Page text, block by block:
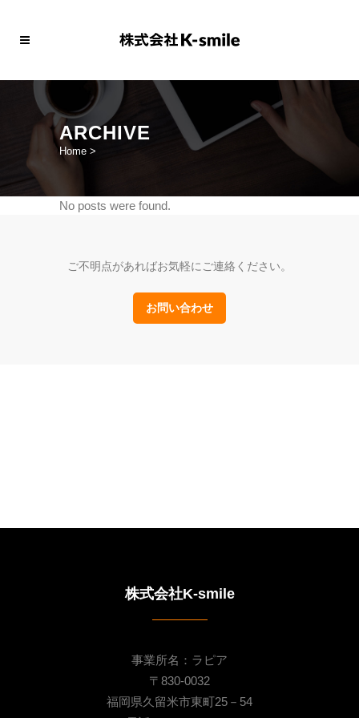
ARCHIVE
Home >
No posts were found.
ご不明点があればお気軽にご連絡ください。
お問い合わせ
株式会社K-smile
事業所名：ラピア
〒830-0032
福岡県久留米市東町25－54